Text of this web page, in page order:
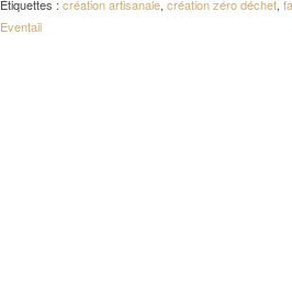
Étiquettes : création artisanale, création zéro déchet,
Eventail